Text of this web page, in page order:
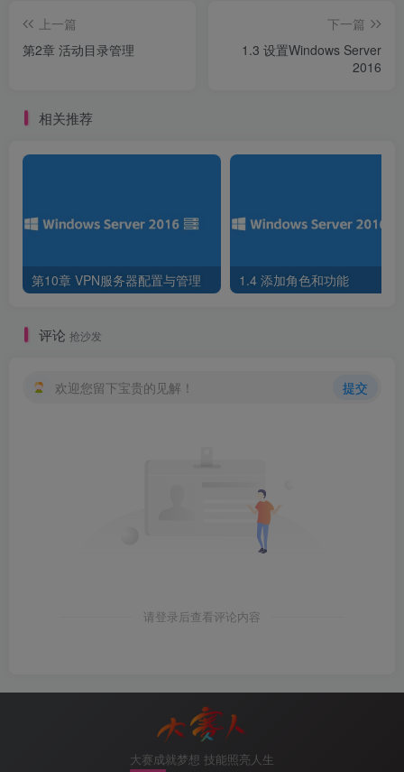
上一篇
第2章 活动目录管理
下一篇
1.3 设置Windows Server
2016
相关推荐
第10章 VPN服务器配置与管理 1.4 添加角色和功能
评论 抢沙发
欢迎您留下宝贵的见解！ 提交
请登录后查看评论内容
大赛成就梦想 技能照亮人生